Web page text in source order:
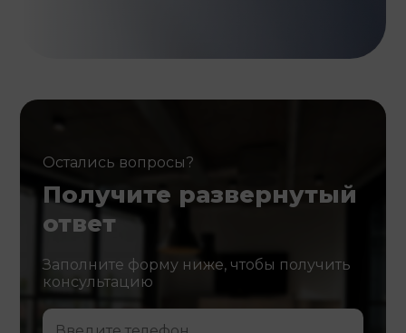
Остались вопросы?
Получите развернутый
ответ
Заполните форму ниже, чтобы получить
консультацию